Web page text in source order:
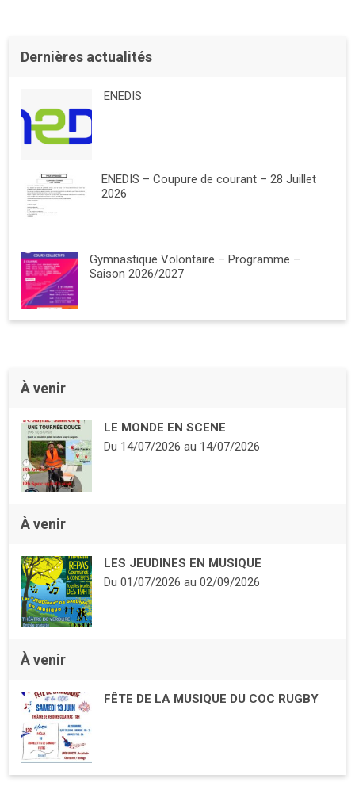
Dernières actualités
ENEDIS
ENEDIS – Coupure de courant – 28 Juillet
2026
Gymnastique Volontaire – Programme –
Saison 2026/2027
À venir
LE MONDE EN SCENE
Du 14/07/2026au 14/07/2026
À venir
LES JEUDINES EN MUSIQUE
Du 01/07/2026au 02/09/2026
À venir
FÊTE DE LA MUSIQUE DU COC RUGBY